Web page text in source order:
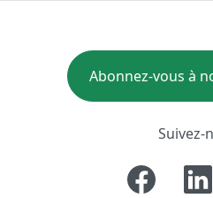
Abonnez-vous à
Suivez-